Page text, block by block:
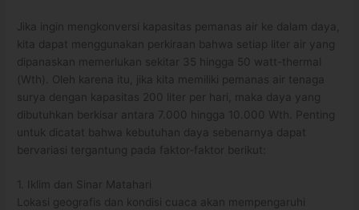
Jika ingin mengkonversi kapasitas pemanas air ke dalam daya,
kita dapat menggunakan perkiraan bahwa setiap liter air yang
dipanaskan memerlukan sekitar 35 hingga 50 watt-thermal
(Wth). Oleh karena itu, jika kita memiliki pemanas air tenaga
surya dengan kapasitas 200 liter per hari, maka daya yang
dibutuhkan berkisar antara 7.000 hingga 10.000 Wth. Penting
untuk dicatat bahwa kebutuhan daya sebenarnya dapat
bervariasi tergantung pada faktor-faktor berikut:
1. Iklim dan Sinar Matahari
Lokasi geografis dan kondisi cuaca akan mempengaruhi